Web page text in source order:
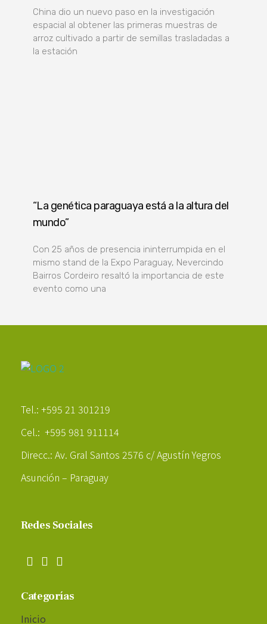
China dio un nuevo paso en la investigación
espacial al obtener las primeras muestras de
arroz cultivado a partir de semillas trasladadas a
la estación
“La genética paraguaya está a la altura del
mundo”
Con 25 años de presencia ininterrumpida en el
mismo stand de la Expo Paraguay, Nevercindo
Bairros Cordeiro resaltó la importancia de este
evento como una
Tel.: +595 21 301219
Cel.: +595 981 911114
Direcc.: Av. Gral Santos 2576 c/ Agustín Yegros
Asunción – Paraguay
Redes Sociales
Categorías
Inicio